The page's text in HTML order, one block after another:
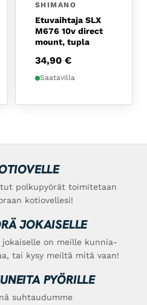
SHIMANO
Etuvaihtaja SLX
M676 10v direct
mount, tupla
34,90 €
Saatavilla
polkupyörät toimitetaan
kotiovellesi!
JOKAISELLE
on meille kunnia-
tai kysy meiltä mitä vaan!
PYÖRILLE
suhtaudumme